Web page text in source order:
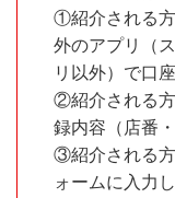
①紹介される
外のアプリ（
リ以外）で口
②紹介される
録内容（店番
③紹介される
ォームに入力